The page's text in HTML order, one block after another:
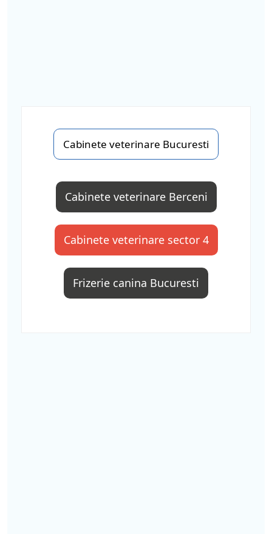
Cabinete veterinare Bucuresti
Cabinete veterinare Berceni
Cabinete veterinare sector 4
Frizerie canina Bucuresti